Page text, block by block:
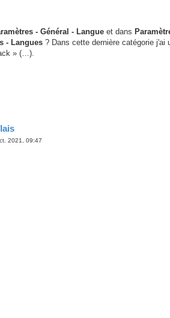
- Général - Langue et dans
- Langues ? Dans cette dernière catégorie j'ai
» (…).
2021, 09:47